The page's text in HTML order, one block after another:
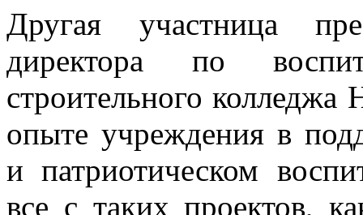
Другая участница
директора по
строительного колледжа
опыте учреждения в
и патриотическом
все с таких проектов,